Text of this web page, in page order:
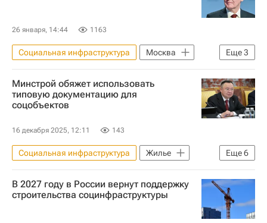
Криминал
Инфраструктура
Детские сады
26 января, 14:44 1163
Еще3
Социальная инфраструктура
Москва
Сергей Собянин
Инфраструктура
Школы
Минстрой обяжет использовать
типовую документацию для
соцобъектов
16 декабря 2025, 12:11 143
Еще6
Социальная инфраструктура
Жилье
Россия
Москва
Ирек Файзуллин
В 2027 году в России вернут поддержку
строительства социнфраструктуры